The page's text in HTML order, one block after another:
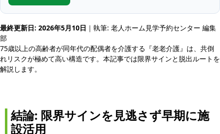
最終更新日: 2026年5月10日 ｜執筆: 老人ホーム見学予約センター 編集
部
75歳以上の高齢者が同年代の配偶者を介護する『老老介護』は、共倒
れリスクが極めて高い構造です。本記事では限界サインと脱出ルートを
解説します。
結論: 限界サインを見逃さず早期に施
設活用